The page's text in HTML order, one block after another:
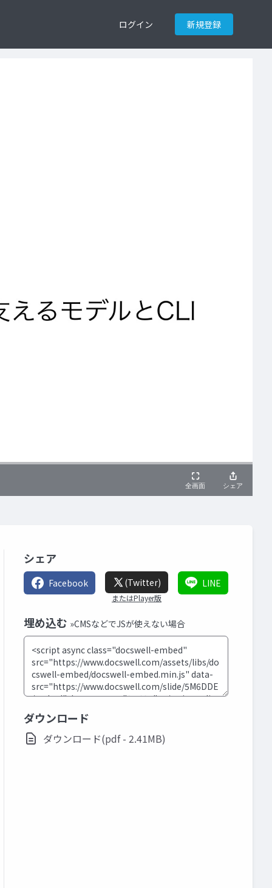
ログイン 新規登録
シェア
Facebook (Twitter)
またはPlayer版
LINE
埋め込む »CMSなどでJSが使えない場合
ダウンロード
ダウンロード(pdf - 2.41MB)